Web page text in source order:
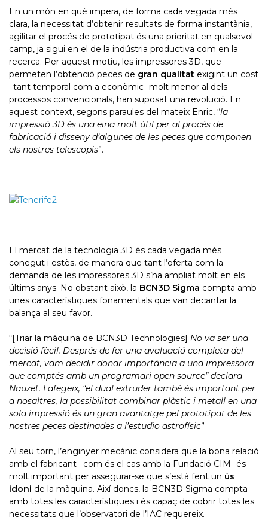
En un món en què impera, de forma cada vegada més
clara, la necessitat d’obtenir resultats de forma instantània,
agilitar el procés de prototipat és una prioritat en qualsevol
camp, ja sigui en el de la indústria productiva com en la
recerca. Per aquest motiu, les impressores 3D, que
permeten l’obtenció peces de gran qualitat exigint un cost
–tant temporal com a econòmic- molt menor al dels
processos convencionals, han suposat una revolució. En
aquest context, segons paraules del mateix Enric, “la
impressió 3D és una eina molt útil per al procés de
fabricació i disseny d’algunes de les peces que componen
els nostres telescopis”.
El mercat de la tecnologia 3D és cada vegada més
conegut i estès, de manera que tant l’oferta com la
demanda de les impressores 3D s’ha ampliat molt en els
últims anys. No obstant això, la BCN3D Sigma compta amb
unes característiques fonamentals que van decantar la
balança al seu favor.
“[Triar la màquina de BCN3D Technologies] No va ser una
decisió fàcil. Després de fer una avaluació completa del
mercat, vam decidir donar importància a una impressora
que comptés amb un programari open source” declara
Nauzet. I afegeix, “el dual extruder també és important per
a nosaltres, la possibilitat combinar plàstic i metall en una
sola impressió és un gran avantatge pel prototipat de les
nostres peces destinades a l’estudio astrofísic”
Al seu torn, l’enginyer mecànic considera que la bona relació
amb el fabricant –com és el cas amb la Fundació CIM- és
molt important per assegurar-se que s’està fent un ús
idoni de la màquina. Així doncs, la BCN3D Sigma compta
amb totes les característiques i és capaç de cobrir totes les
necessitats que l’observatori de l’IAC requereix.